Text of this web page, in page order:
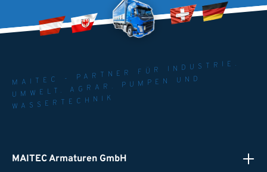
MAITEC - PARTNER FÜR INDUSTRIE.
UMWELT. AGRAR. PUMPEN UND
WASSERTECHNIK
MAITEC Armaturen GmbH